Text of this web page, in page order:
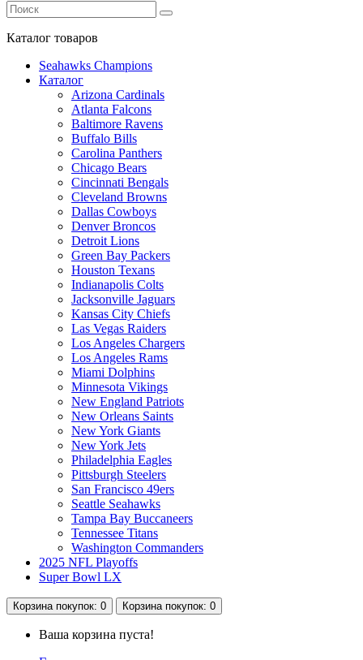
Каталог товаров
Seahawks Champions
Каталог
Arizona Cardinals
Atlanta Falcons
Baltimore Ravens
Buffalo Bills
Carolina Panthers
Chicago Bears
Cincinnati Bengals
Cleveland Browns
Dallas Cowboys
Denver Broncos
Detroit Lions
Green Bay Packers
Houston Texans
Indianapolis Colts
Jacksonville Jaguars
Kansas City Chiefs
Las Vegas Raiders
Los Angeles Chargers
Los Angeles Rams
Miami Dolphins
Minnesota Vikings
New England Patriots
New Orleans Saints
New York Giants
New York Jets
Philadelphia Eagles
Pittsburgh Steelers
San Francisco 49ers
Seattle Seahawks
Tampa Bay Buccaneers
Tennessee Titans
Washington Commanders
2025 NFL Playoffs
Super Bowl LX
Корзина покупок: 0 Корзина покупок: 0
Ваша корзина пуста!